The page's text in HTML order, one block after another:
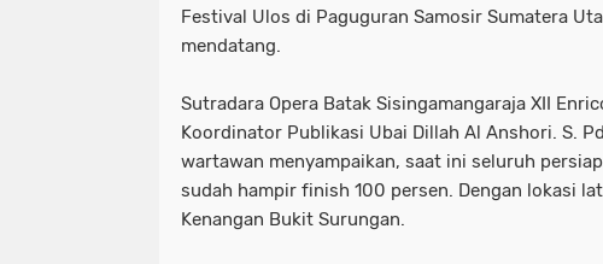
Festival Ulos di Paguguran Samosir Sumatera
mendatang.
Sutradara Opera Batak Sisingamangaraja XII
Koordinator Publikasi Ubai Dillah Al Anshori. S.
wartawan menyampaikan, saat ini seluruh
sudah hampir finish 100 persen. Dengan lokasi
Kenangan Bukit Surungan.